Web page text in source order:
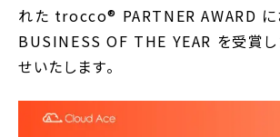
れた trocco®︎ PARTNER AWARD に
BUSINESS OF THE YEAR を受賞し
せいたします。